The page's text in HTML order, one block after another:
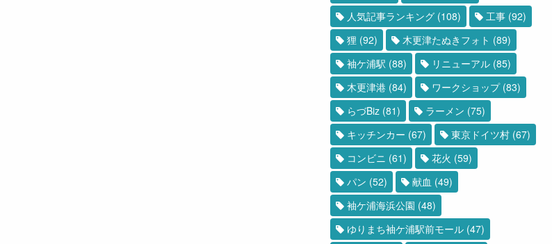
人気記事ランキング(108) 工事(92)
狸 (92) 木更津たぬきフォト (89)
袖ケ浦駅 (88) リニューアル(85)
木更津港(84) ワークショップ(83)
らづBiz(81) ラーメン (75)
キッチンカー (67) 東京ドイツ村(67)
コンビニ (61) 花火 (59)
パン (52) 献血 (49)
袖ケ浦海浜公園 (48)
ゆりまち袖ケ浦駅前モール(47)